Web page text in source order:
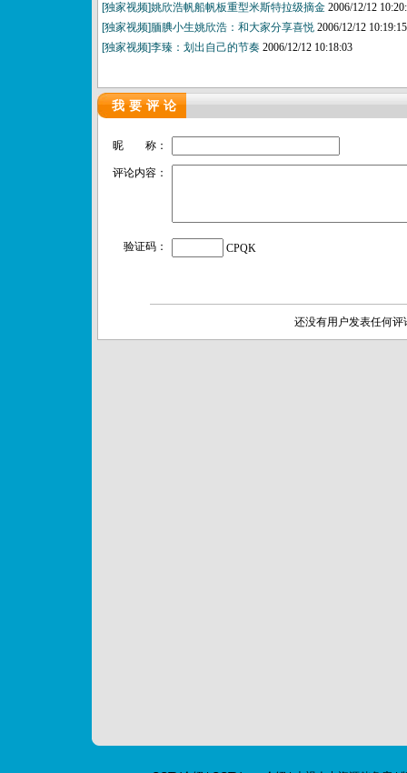
[独家视频]姚欣浩帆船帆板重型米斯特拉级摘金 2006/12/12
[独家视频]腼腆小生姚欣浩：和大家分享喜悦 2006/12/12 10:19:15
[独家视频]李臻：划出自己的节奏 2006/12/12 10:18:03
我要评论
昵 称：
评论内容：
验证码： CPQK
还没有用户发表任何评